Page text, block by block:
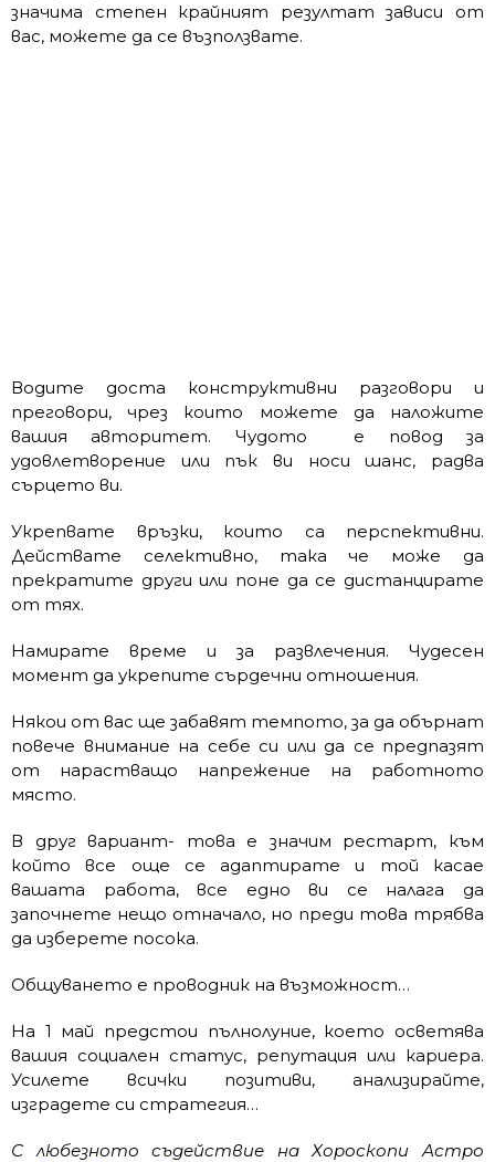
значима степен крайният резултат зависи от
вас, можете да се възползвате.
Водите доста конструктивни разговори и
преговори, чрез които можете да наложите
вашия авторитет. Чудото е повод за
удовлетворение или пък ви носи шанс, радва
сърцето ви.
Укрепвате връзки, които са перспективни.
Действате селективно, така че може да
прекратите други или поне да се дистанцирате
от тях.
Намирате време и за развлечения. Чудесен
момент да укрепите сърдечни отношения.
Някои от вас ще забавят темпото, за да обърнат
повече внимание на себе си или да се предпазят
от нарастващо напрежение на работното
място.
В друг вариант- това е значим рестарт, към
който все още се адаптирате и той касае
вашата работа, все едно ви се налага да
започнете нещо отначало, но преди това трябва
да изберете посока.
Общуването е проводник на възможност…
На 1 май предстои пълнолуние, което осветява
вашия социален статус, репутация или кариера.
Усилете всички позитиви, анализирайте,
изградете си стратегия…
С любезното съдействие на Хороскопи Астро